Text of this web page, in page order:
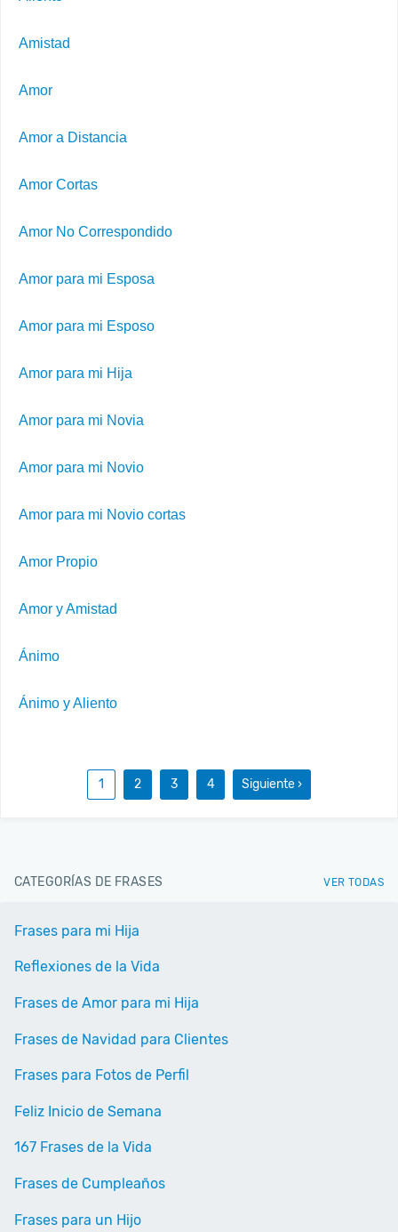
Amistad
Amor
Amor a Distancia
Amor Cortas
Amor No Correspondido
Amor para mi Esposa
Amor para mi Esposo
Amor para mi Hija
Amor para mi Novia
Amor para mi Novio
Amor para mi Novio cortas
Amor Propio
Amor y Amistad
Ánimo
Ánimo y Aliento
1 2 3 4 Siguiente ›
CATEGORÍAS DE FRASES VER TODAS
Frases para mi Hija
Reflexiones de la Vida
Frases de Amor para mi Hija
Frases de Navidad para Clientes
Frases para Fotos de Perfil
Feliz Inicio de Semana
167 Frases de la Vida
Frases de Cumpleaños
Frases para un Hijo